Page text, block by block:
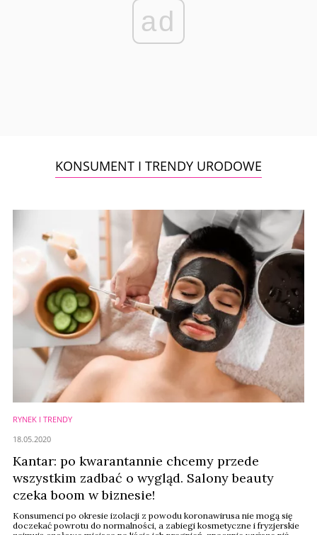
ad
KONSUMENT I TRENDY URODOWE
RYNEK I TRENDY
Kantar: po kwarantannie chcemy przede
wszystkim zadbać o wygląd. Salony beauty
czeka boom w biznesie!
Konsumenci po okresie izolacji z powodu koronawirusa nie mogą się
doczekać powrotu do normalności, a zabiegi kosmetyczne i fryzjerskie
18.05.2020